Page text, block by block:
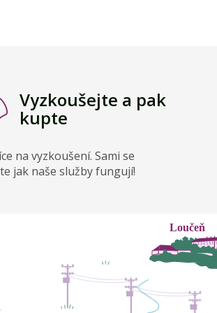
Vyzkoušejte a pak
kupte
na vyzkoušení. Sami se
jak naše služby fungují!